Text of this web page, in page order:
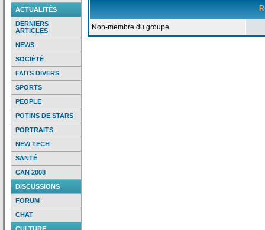
ACTUALITÉS
DERNIERS
ARTICLES
NEWS
SOCIÉTÉ
FAITS DIVERS
SPORTS
PEOPLE
POTINS DE STARS
PORTRAITS
NEW TECH
SANTÉ
CAN 2008
DISCUSSIONS
FORUM
CHAT
Non-membre du groupe